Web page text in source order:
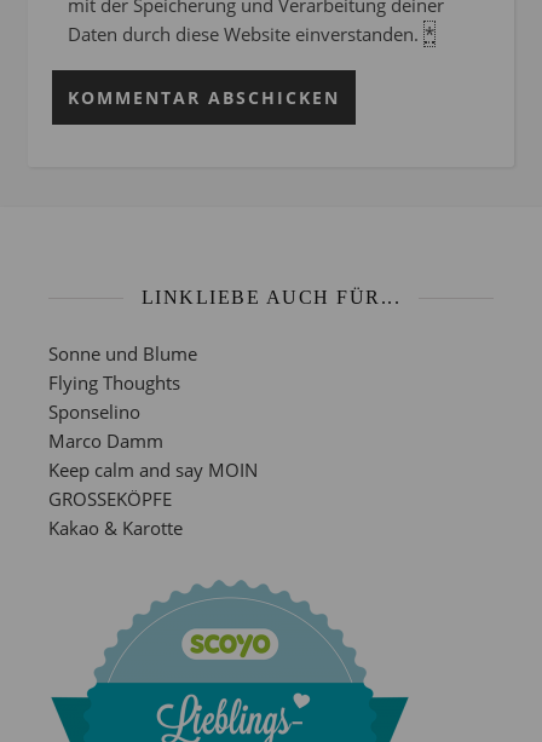
mit der Speicherung und Verarbeitung deiner
Daten durch diese Website einverstanden. *
LINKLIEBE AUCH FÜR...
Sonne und Blume
Flying Thoughts
Sponselino
Marco Damm
Keep calm and say MOIN
GROSSEKÖPFE
Kakao & Karotte